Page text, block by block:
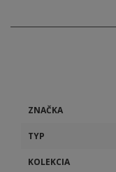
ZNAČKA
TYP
KOLEKCIA